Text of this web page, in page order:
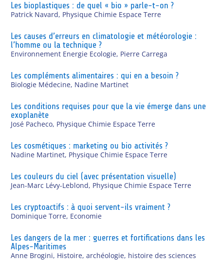
Les bioplastiques : de quel « bio » parle-t-on ?
Patrick Navard, Physique Chimie Espace Terre
Les causes d’erreurs en climatologie et météorologie :
l’homme ou la technique ?
Environnement Energie Ecologie, Pierre Carrega
Les compléments alimentaires : qui en a besoin ?
Biologie Médecine, Nadine Martinet
Les conditions requises pour que la vie émerge dans une
exoplanète
José Pacheco, Physique Chimie Espace Terre
Les cosmétiques : marketing ou bio activités ?
Nadine Martinet, Physique Chimie Espace Terre
Les couleurs du ciel (avec présentation visuelle)
Jean-Marc Lévy-Leblond, Physique Chimie Espace Terre
Les cryptoactifs : à quoi servent-ils vraiment ?
Dominique Torre, Economie
Les dangers de la mer : guerres et fortifications dans les
Alpes-Maritimes
Anne Brogini, Histoire, archéologie, histoire des sciences